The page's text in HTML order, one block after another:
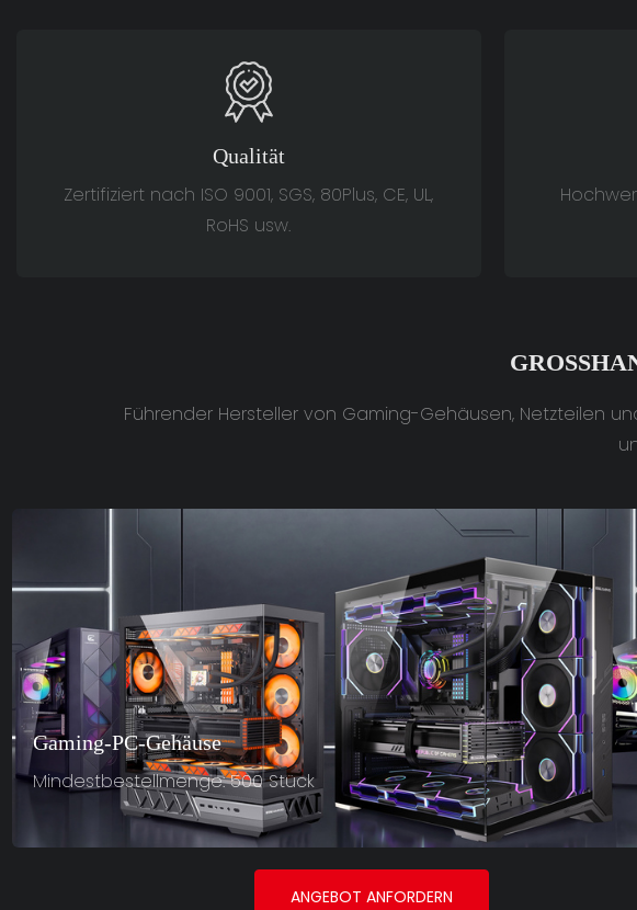
Qualität
Zertifiziert nach ISO 9001, SGS, 80Plus, CE, UL,
RoHS usw.
Führender Hersteller von Gaming-Gehäusen, Netzteilen
Gaming-PC-Gehäuse
Mindestbestellmenge: 500 Stück
ANGEBOT ANFORDERN